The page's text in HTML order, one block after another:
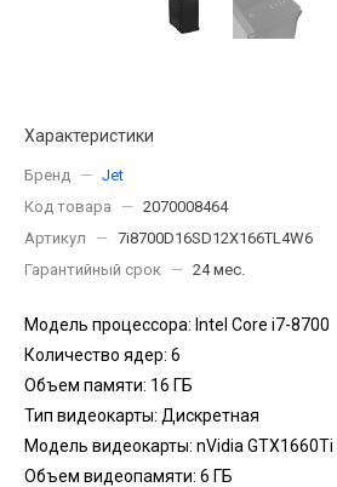
Характеристики
Бренд — Jet
Код товара
— 2070008464
Артикул
— 7i8700D16SD12X166TL4W6
Гарантийный срок
— 24 мес.
Модель процессора: Intel Core i7-8700
Количество ядер: 6
Объем памяти: 16 ГБ
Тип видеокарты: Дискретная
Модель видеокарты: nVidia GTX1660Ti
Объем видеопамяти: 6 ГБ